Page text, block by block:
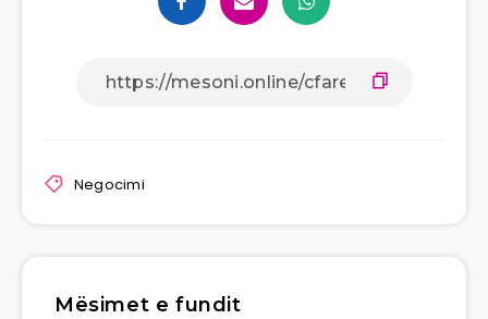
Negocimi
Mësimet e fundit